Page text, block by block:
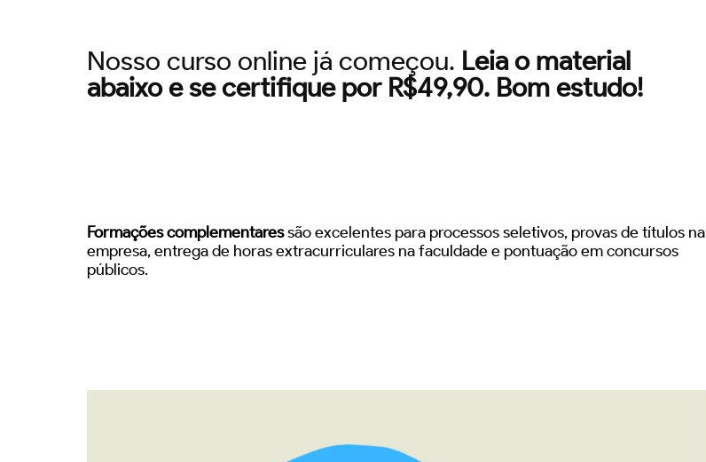
Nosso curso online já começou. Leia o material
abaixo e se certifique por R$49,90. Bom estudo!
Formações complementaressão excelentes para processos seletivos, provas de títulos na
empresa, entrega de horas extracurriculares na faculdade e pontuação em concursos
públicos.